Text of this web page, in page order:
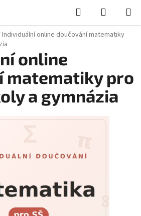
Hledat
KOŠÍK
Individuální online doučování matematiky
online
matematiky pro
a gymnázia